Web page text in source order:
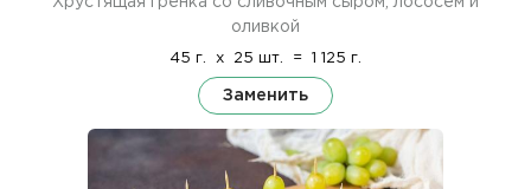
оливкой
45 г. x 25 шт. = 1 125 г.
Заменить